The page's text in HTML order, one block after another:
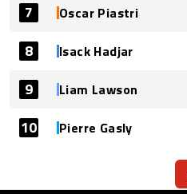
7 Oscar Piastri
8 Isack Hadjar
9 Liam Lawson
10 Pierre Gasly